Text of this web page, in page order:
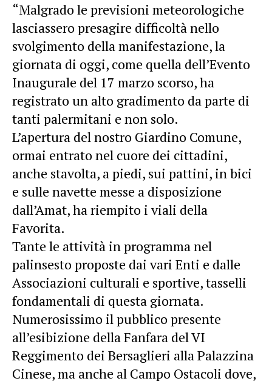
“Malgrado le previsioni meteorologiche
lasciassero presagire difficoltà nello
svolgimento della manifestazione, la
giornata di oggi, come quella dell’Evento
Inaugurale del 17 marzo scorso, ha
registrato un alto gradimento da parte di
tanti palermitani e non solo.
L’apertura del nostro Giardino Comune,
ormai entrato nel cuore dei cittadini,
anche stavolta, a piedi, sui pattini, in bici
e sulle navette messe a disposizione
dall’Amat, ha riempito i viali della
Favorita.
Tante le attività in programma nel
palinsesto proposte dai vari Enti e dalle
Associazioni culturali e sportive, tasselli
fondamentali di questa giornata.
Numerosissimo il pubblico presente
all’esibizione della Fanfara del VI
Reggimento dei Bersaglieri alla Palazzina
Cinese, ma anche al Campo Ostacoli dove,